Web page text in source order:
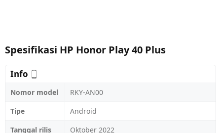
Spesifikasi HP Honor Play 40 Plus
Info
Nomor model
RKY-AN00
Tipe
Android
Tanggal rilis
Oktober 2022